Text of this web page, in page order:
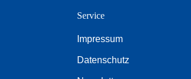
Service
Impressum
Datenschutz